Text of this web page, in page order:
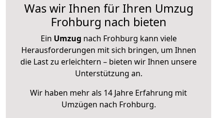
Was wir Ihnen für Ihren Umzug
Frohburg nach bieten
Ein Umzug nach Frohburg kann viele
Herausforderungen mit sich bringen, um Ihnen
die Last zu erleichtern – bieten wir Ihnen unsere
Unterstützung an.
Wir haben mehr als 14 Jahre Erfahrung mit
Umzügen nach Frohburg.